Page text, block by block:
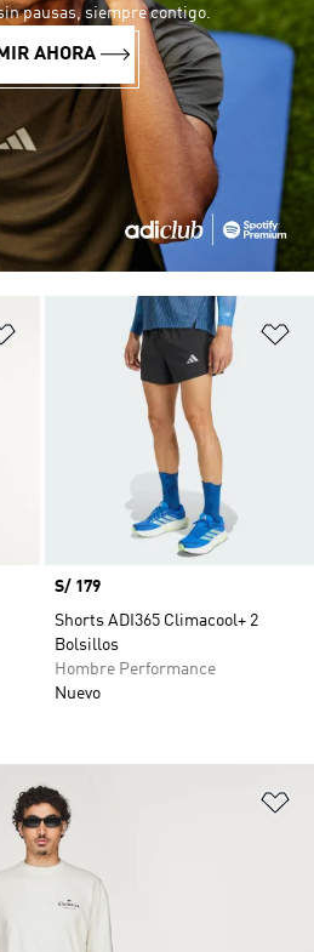
Añadir a la lista de deseos
Precio
S/ 179
Shorts ADI365 Climacool+ 2
Bolsillos
Hombre Performance
Nuevo
pausas, siempre contigo.
AHORA